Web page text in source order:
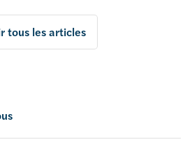
tous les articles